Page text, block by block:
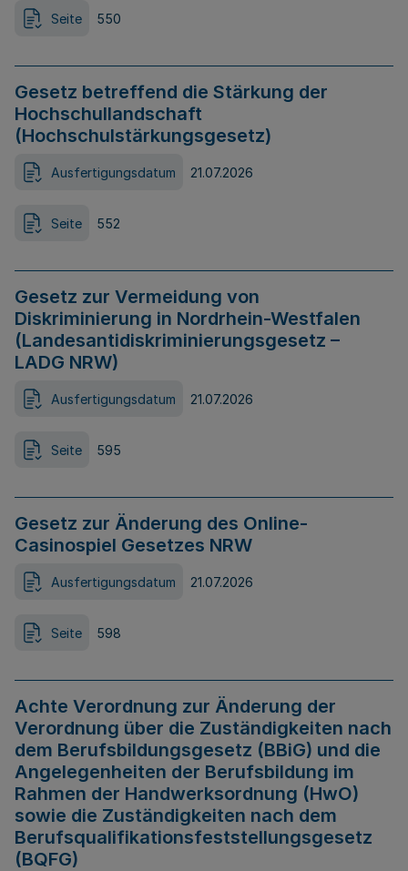
Seite 550
Gesetz betreffend die Stärkung der
Hochschullandschaft
(Hochschulstärkungsgesetz)
Ausfertigungsdatum 21.07.2026
Seite 552
Gesetz zur Vermeidung von
Diskriminierung in Nordrhein-Westfalen
(Landesantidiskriminierungsgesetz –
LADG NRW)
Ausfertigungsdatum 21.07.2026
Seite 595
Gesetz zur Änderung des Online-
Casinospiel Gesetzes NRW
Ausfertigungsdatum 21.07.2026
Seite 598
Achte Verordnung zur Änderung der
Verordnung über die Zuständigkeiten nach
dem Berufsbildungsgesetz (BBiG) und die
Angelegenheiten der Berufsbildung im
Rahmen der Handwerksordnung (HwO)
sowie die Zuständigkeiten nach dem
Berufsqualifikationsfeststellungsgesetz
(BQFG)